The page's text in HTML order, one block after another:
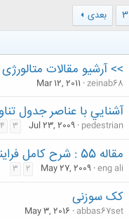
3
بعدی
>> آرشیو مقالات
zeinab68
Mar 12, 2011
آشنايي با عناصر جدول
pedestrian
Jul 23, 2009
3
4
مقاله 55 : شرح کامل فرایند کک سازی
eng ali
May 27, 2009
2
3
کک سوزنی
abbas67set
May 3, 2016